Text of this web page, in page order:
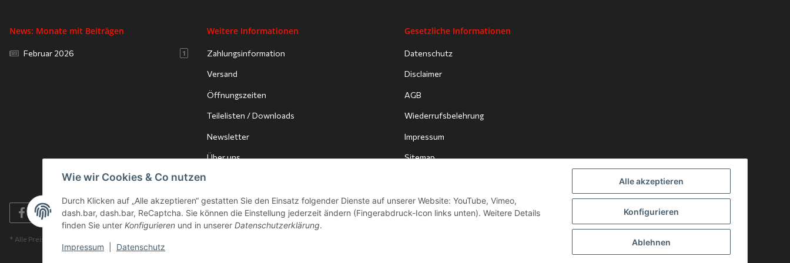
Alle akzeptieren
Konfigurieren
Ablehnen
Wie wir Cookies & Co nutzen
Durch Klicken auf „Alle akzeptieren“ gestatten Sie den Einsatz folgender Dienste auf unserer Website: YouTube, Vimeo,
dash.bar, dash.bar, ReCaptcha. Sie können die Einstellung jederzeit ändern (Fingerabdruck-Icon links unten). Weitere Details
finden Sie unter Konfigurieren und in unserer Datenschutzerklärung.
Impressum Datenschutz
News: Monate mit Beiträgen
Februar 2026 1
Weitere Informationen
Zahlungsinformation
Versand
Öffnungszeiten
Teilelisten / Downloads
Newsletter
Über uns
Gesetzliche Informationen
Datenschutz
Disclaimer
AGB
Wiederrufsbelehrung
Impressum
Sitemap
* Alle Preise inkl. gesetzlicher USt., zzgl.